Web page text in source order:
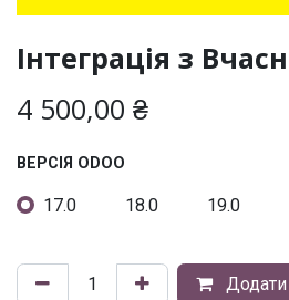
Інтеграція з
4 500,00 ₴
ВЕРСІЯ ODOO
17.0 18.0 19.0